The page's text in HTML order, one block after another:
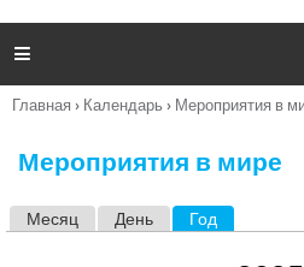
п

Вы
Главная › Календарь › Мероприятия в
Мероприятия в мире
Месяц День Год